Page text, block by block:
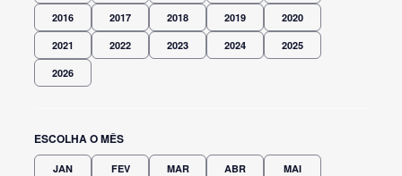
2016 2017 2018 2019 2020
2021 2022 2023 2024 2025
2026
ESCOLHA O MÊS
JAN FEV MAR ABR MAI